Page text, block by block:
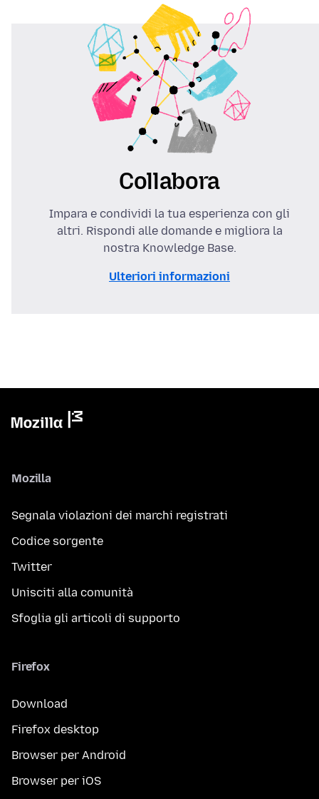
Collabora
Impara e condividi la tua esperienza con gli
altri. Rispondi alle domande e migliora la
nostra Knowledge Base.
Ulteriori informazioni
Mozilla
Segnala violazioni dei marchi registrati
Codice sorgente
Twitter
Unisciti alla comunità
Sfoglia gli articoli di supporto
Firefox
Download
Firefox desktop
Browser per Android
Browser per iOS